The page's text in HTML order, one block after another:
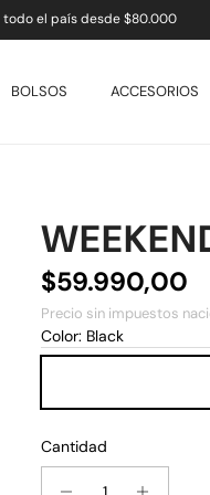
todo el país desde $80.000
BOLSOS ACCESORIOS
Precio normal
$59.990,00
Precio sin impuestos
Color: Black
Cantidad